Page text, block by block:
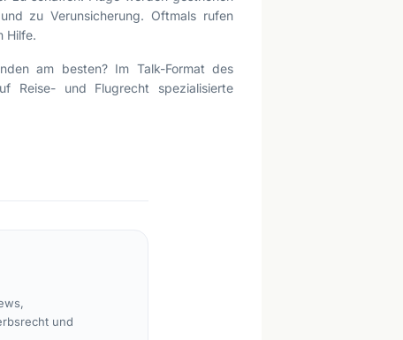
zu Verunsicherung. Oftmals rufen
Hilfe.
am besten? Im Talk-Format des
Reise- und Flugrecht spezialisierte
und